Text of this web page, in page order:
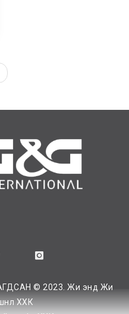
© 2023. Жи энд Жи
ХХК